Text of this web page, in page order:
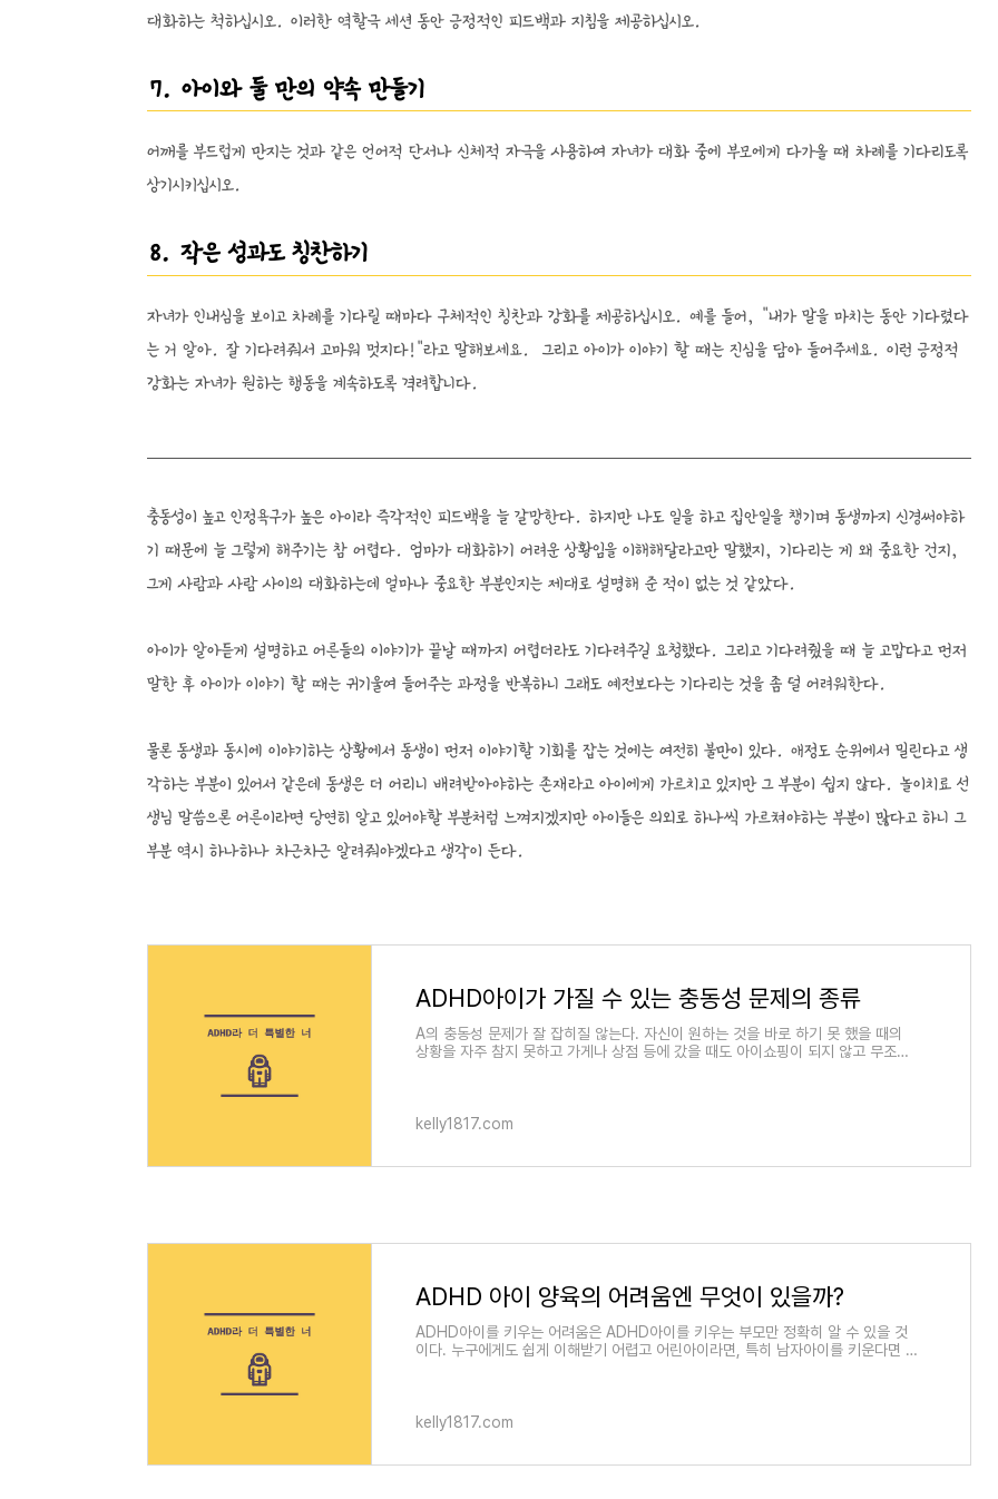
대화하는 척하십시오. 이러한 역할극 세션 동안 긍정적인 피드백과 지침을 제공하십시오.
7. 아이와 둘 만의 약속 만들기
어깨를 부드럽게 만지는 것과 같은 언어적 단서나 신체적 자극을 사용하여 자녀가 대화 중에 부모에게 다가올 때 차례를 기다리도록
상기시키십시오.
8. 작은 성과도 칭찬하기
자녀가 인내심을 보이고 차례를 기다릴 때마다 구체적인 칭찬과 강화를 제공하십시오. 예를 들어, "내가 말을 마치는 동안 기다렸다
는 거 알아. 잘 기다려줘서 고마워 멋지다!"라고 말해보세요. 그리고 아이가 이야기 할 때는 진심을 담아 들어주세요. 이런 긍정적
강화는 자녀가 원하는 행동을 계속하도록 격려합니다.
충동성이 높고 인정욕구가 높은 아이라 즉각적인 피드백을 늘 갈망한다. 하지만 나도 일을 하고 집안일을 챙기며 동생까지 신경써야하
기 때문에 늘 그렇게 해주기는 참 어렵다. 엄마가 대화하기 어려운 상황임을 이해해달라고만 말했지, 기다리는 게 왜 중요한 건지,
그게 사람과 사람 사이의 대화하는데 얼마나 중요한 부분인지는 제대로 설명해 준 적이 없는 것 같았다.
아이가 알아듣게 설명하고 어른들의 이야기가 끝날 때까지 어렵더라도 기다려주길 요청했다. 그리고 기다려줬을 때 늘 고맙다고 먼저
말한 후 아이가 이야기 할 때는 귀기울여 들어주는 과정을 반복하니 그래도 예전보다는 기다리는 것을 좀 덜 어려워한다.
물론 동생과 동시에 이야기하는 상황에서 동생이 먼저 이야기할 기회를 잡는 것에는 여전히 불만이 있다. 애정도 순위에서 밀린다고 생
각하는 부분이 있어서 같은데 동생은 더 어리니 배려받아야하는 존재라고 아이에게 가르치고 있지만 그 부분이 쉽지 않다. 놀이치료 선
생님 말씀으론 어른이라면 당연히 알고 있어야할 부분처럼 느껴지겠지만 아이들은 의외로 하나씩 가르쳐야하는 부분이 많다고 하니 그
부분 역시 하나하나 차근차근 알려줘야겠다고 생각이 든다.
ADHD아이가 가질 수 있는 충동성 문제의 종류
A의 충동성 문제가 잘 잡히질 않는다. 자신이 원하는 것을 바로 하기 못 했을 때의
상황을 자주 참지 못하고 가게나 상점 등에 갔을 때도 아이쇼핑이 되지 않고 무조건
kelly1817.com
ADHD 아이 양육의 어려움엔 무엇이 있을까?
ADHD아이를 키우는 어려움은 ADHD아이를 키우는 부모만 정확히 알 수 있을 것
이다. 누구에게도 쉽게 이해받기 어렵고 어린아이라면, 특히 남자아이를 키운다면 남
kelly1817.com